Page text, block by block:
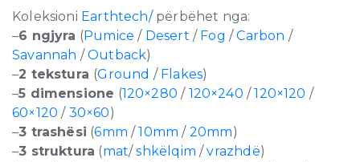
Koleksioni Earthtech/përbëhet nga:
–6 ngjyra (Pumice / Desert / Fog /Carbon /
Savannah /Outback)
–2 tekstura (Ground / Flakes)
–5 dimensione (120×280 / 120×240 /120×120 /
60×120 / 30×60)
–3 trashësi (6mm/10mm / 20mm)
–3 struktura (mat/shkëlqim /vrazhdë)